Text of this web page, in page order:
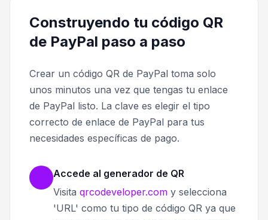
Construyendo tu código QR
de PayPal paso a paso
Crear un código QR de PayPal toma solo
unos minutos una vez que tengas tu enlace
de PayPal listo. La clave es elegir el tipo
correcto de enlace de PayPal para tus
necesidades específicas de pago.
Accede al generador de QR
Visita qrcodeveloper.com y selecciona
'URL' como tu tipo de código QR ya que